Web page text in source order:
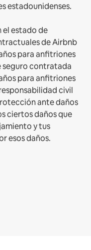
estadounidenses.
el estado de
de Airbnb
para anfitriones
seguro contratada
para anfitriones
civil
ante daños
ciertos daños que
y tus
esos daños.